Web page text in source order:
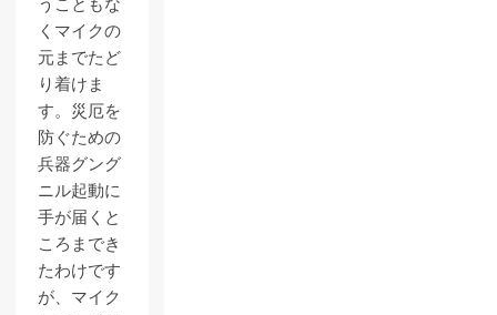
うこともな
くマイクの
元までたど
り着けま
す。災厄を
防ぐための
兵器グング
ニル起動に
手が届くと
ころまでき
たわけです
が、マイク